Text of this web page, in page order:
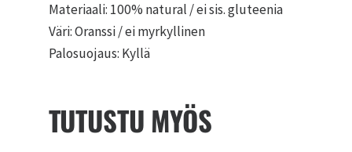
Materiaali: 100% natural / ei sis. gluteenia
Väri: Oranssi / ei myrkyllinen
Palosuojaus: Kyllä
TUTUSTU MYÖS